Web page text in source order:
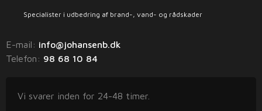
Specialister i udbedring af brand-, vand- og rådskader
E-mail: info@johansenb.dk
Telefon: ​ 98 68 10 84
Vi svarer inden for 24-48 timer.​